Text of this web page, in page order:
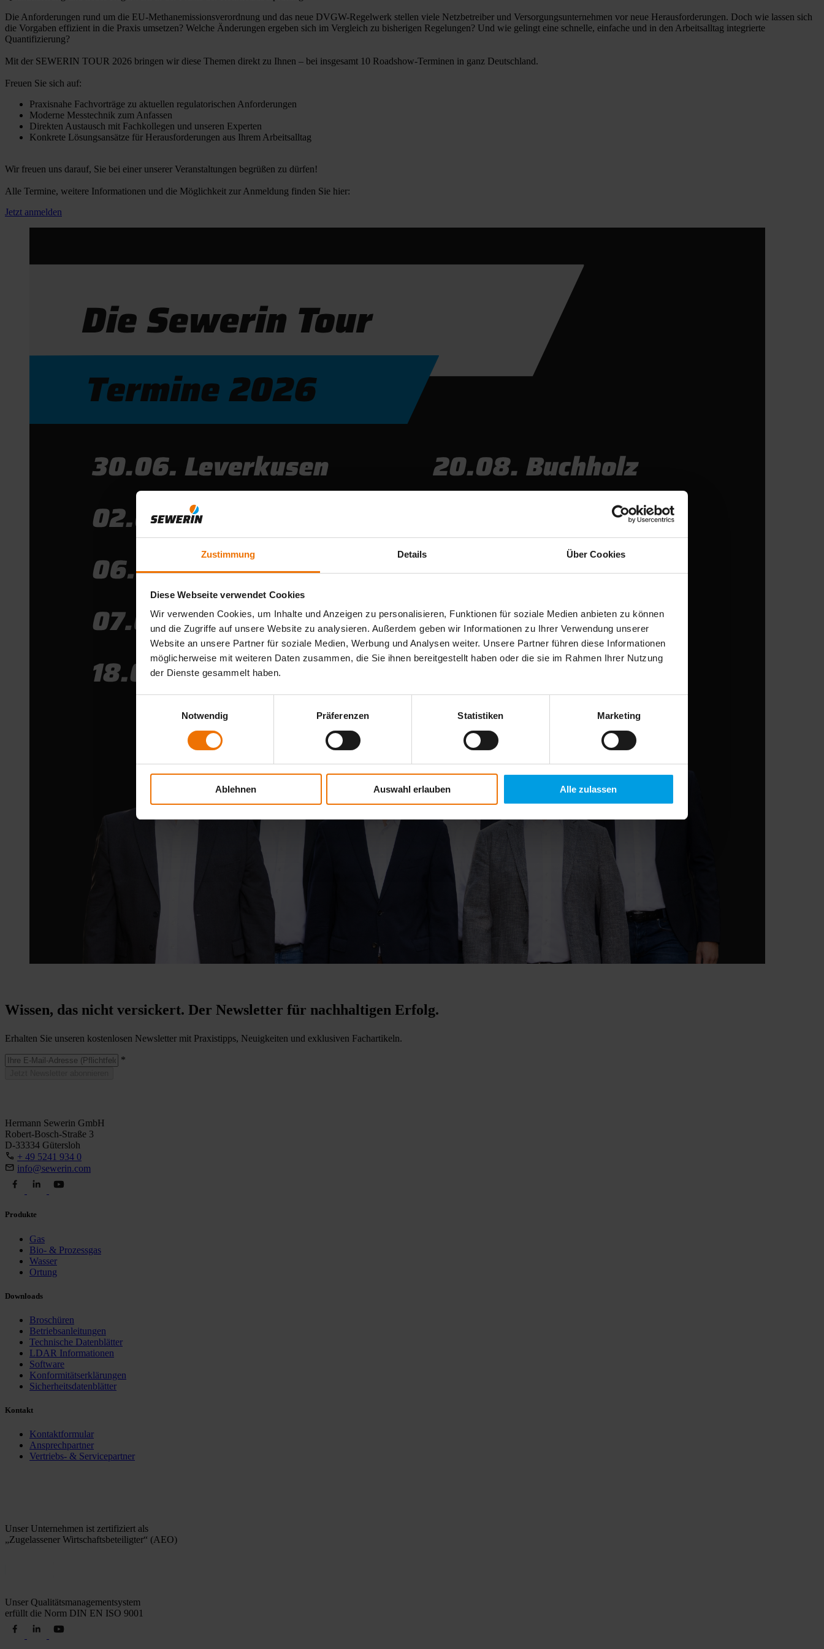
Zustimmung Details Über Cookies
Diese Webseite verwendet Cookies
Wir verwenden Cookies, um Inhalte und Anzeigen zu personalisieren, Funktionen für soziale Medien anbieten zu können
und die Zugriffe auf unsere Website zu analysieren. Außerdem geben wir Informationen zu Ihrer Verwendung unserer
Website an unsere Partner für soziale Medien, Werbung und Analysen weiter. Unsere Partner führen diese Informationen
möglicherweise mit weiteren Daten zusammen, die Sie ihnen bereitgestellt haben oder die sie im Rahmen Ihrer Nutzung
der Dienste gesammelt haben.
Notwendig
Präferenzen Statistiken Marketing
Ablehnen Auswahl erlauben Alle zulassen
Die Anforderungen rund um die EU-Methanemissionsverordnung und das neue DVGW-Regelwerk stellen viele Netzbetreiber und Versorgungsunternehmen vor neue Herausforderungen. Doch wie lassen sich
die Vorgaben effizient in die Praxis umsetzen? Welche Änderungen ergeben sich im Vergleich zu bisherigen Regelungen? Und wie gelingt eine schnelle, einfache und in den Arbeitsalltag integrierte
Quantifizierung?
Mit der SEWERIN TOUR 2026 bringen wir diese Themen direkt zu Ihnen – bei insgesamt 10 Roadshow-Terminen in ganz Deutschland.
Freuen Sie sich auf:
Praxisnahe Fachvorträge zu aktuellen regulatorischen Anforderungen
Moderne Messtechnik zum Anfassen
Direkten Austausch mit Fachkollegen und unseren Experten
Konkrete Lösungsansätze für Herausforderungen aus Ihrem Arbeitsalltag
Wir freuen uns darauf, Sie bei einer unserer Veranstaltungen begrüßen zu dürfen!
Alle Termine, weitere Informationen und die Möglichkeit zur Anmeldung finden Sie hier:
Jetzt anmelden
Wissen, das nicht versickert. Der Newsletter für nachhaltigen Erfolg.
Erhalten Sie unseren kostenlosen Newsletter mit Praxistipps, Neuigkeiten und exklusiven Fachartikeln.
*
Hermann Sewerin GmbH
Robert-Bosch-Straße 3
D-33334 Gütersloh
+ 49 5241 934 0
info@sewerin.com
Produkte
Gas
Bio- & Prozessgas
Wasser
Ortung
Downloads
Broschüren
Betriebsanleitungen
Technische Datenblätter
LDAR Informationen
Software
Konformitätserklärungen
Sicherheitsdatenblätter
Kontakt
Kontaktformular
Ansprechpartner
Vertriebs- & Servicepartner
Unser Unternehmen ist zertifiziert als
„Zugelassener Wirtschaftsbeteiligter“ (AEO)
Unser Qualitätsmanagementsystem
erfüllt die Norm DIN EN ISO 9001